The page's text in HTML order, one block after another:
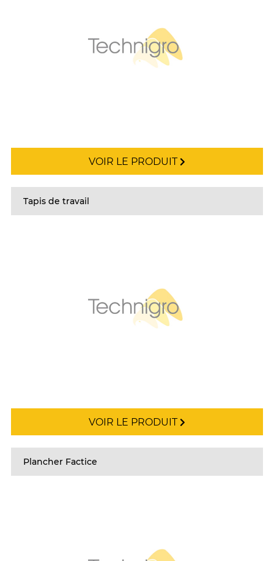
VOIR LE PRODUIT
Tapis de travail
VOIR LE PRODUIT
Plancher Factice